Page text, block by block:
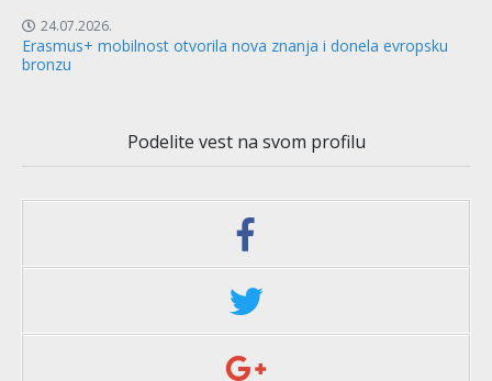
24.07.2026.
Erasmus+ mobilnost otvorila nova znanja i donela evropsku
bronzu
Podelite vest na svom profilu